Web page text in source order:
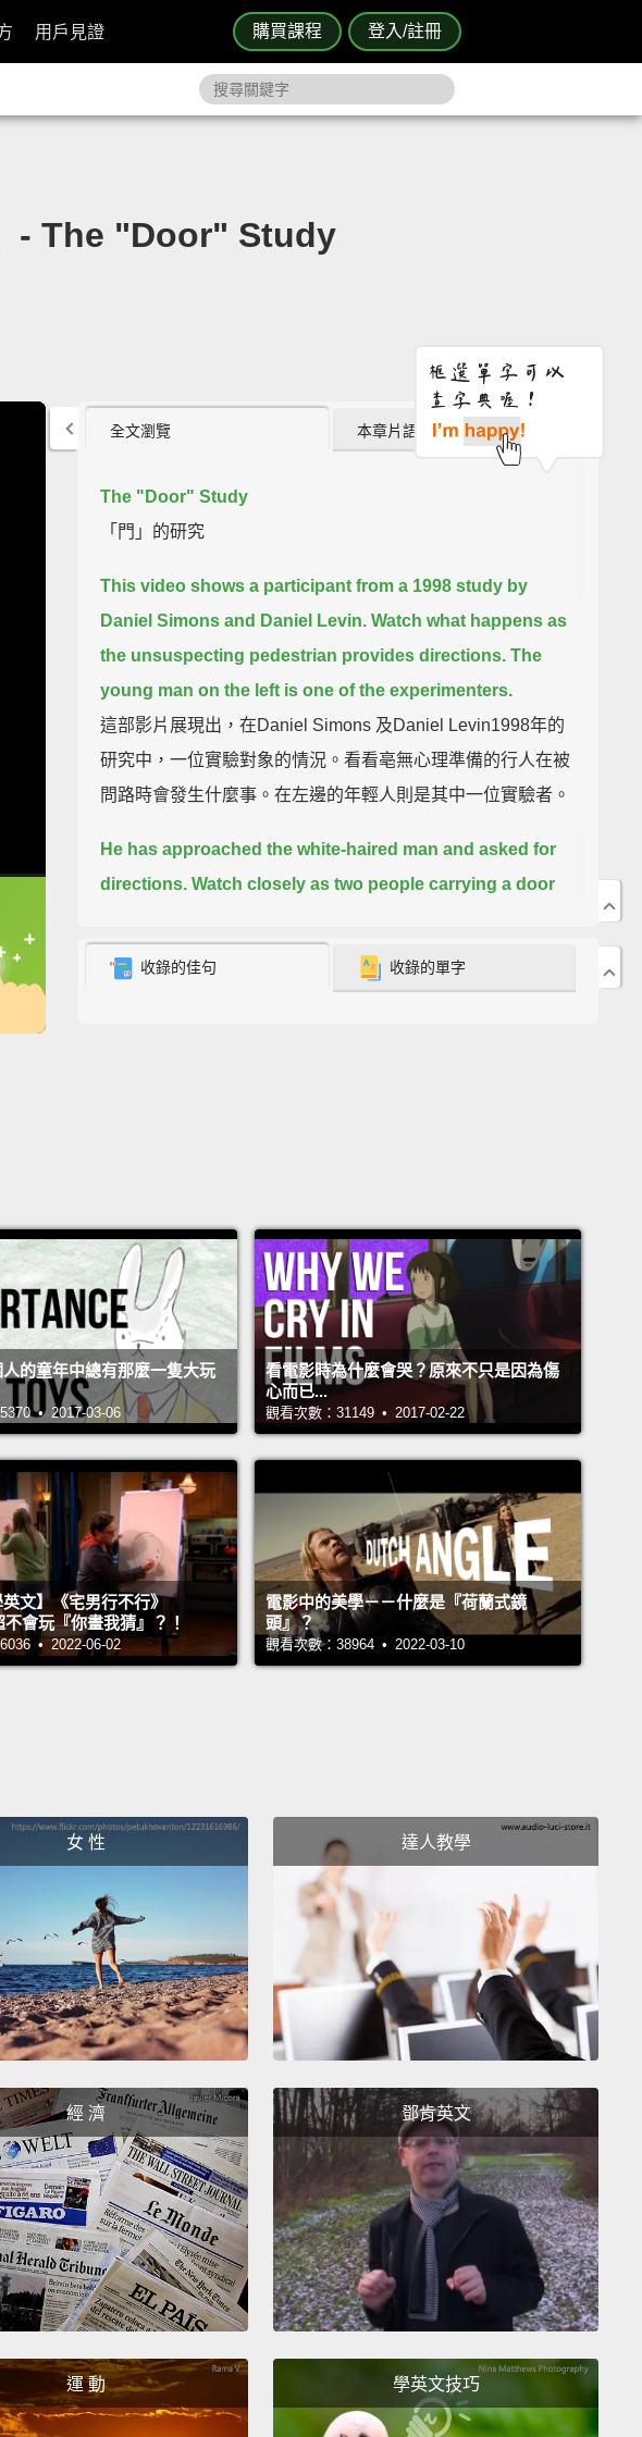
購買課程 登入/註冊
用戶見證
- The "Door" Study
全文瀏覽 本章片語 (0)
The "Door" Study
「門」的研究
This video shows a participant from a 1998 study by
Daniel Simons and Daniel Levin. Watch what happens as
the unsuspecting pedestrian provides directions. The
young man on the left is one of the experimenters.
這部影片展現出，在Daniel Simons 及Daniel Levin1998年的
研究中，一位實驗對象的情況。看看亳無心理準備的行人在被
問路時會發生什麼事。在左邊的年輕人則是其中一位實驗者。
He has approached the white-haired man and asked for
directions. Watch closely as two people carrying a door
replaced by someone else.
他接近了那位白髮蒼蒼的男人並且向他問路。當二個人抬著門
to was replaced by someone else.
就如同這研究中的許多人一樣，那位行人完全沒有注意到他正
在跟不同人講話。在此研究中所接觸到的人，大約有百分之五
十，當他們正在講話的對象己經被別人給取代的時候，並沒有
發現。
"change blindness"
can occur outside of the laboratory.
This video is from research by Daniel Simons and Daniel
Levin, and it's copyrighted. It is available for use in talks,
training and teaching on DVDs from Viscog Productions.
這是第一個證明「改變盲視」是可以在實驗室外發生的研究之
一。這部影片是根據Daniel Simons及Daniel Levin的學術研究
想要了解更多請上「theinvisiblegorilla.com」
收錄的佳句 收錄的單字
的童年中總有那麼一隻大玩
• 2017-03-06
看電影時為什麼會哭？原來不只是因為傷
心而已...
觀看次數：31149 • 2017-02-22
英文】《宅男行不行》
會玩『你畫我猜』？！
• 2022-06-02
電影中的美學－－什麼是『荷蘭式鏡
頭』？
觀看次數：38964 • 2022-03-10
女 性 達人教學
經 濟 鄧肯英文
運 動 學英文技巧